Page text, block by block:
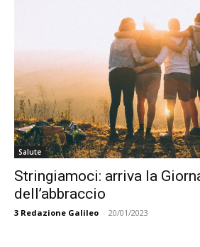
Salute
Stringiamoci: arriva la
dell’abbraccio
3 Redazione Galileo - 20/01/2023